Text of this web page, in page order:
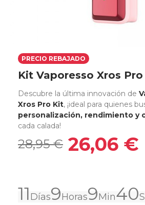
PRECIO REBAJADO
Kit Vaporesso Xros
Descubre la última innovación de
Xros Pro Kit, ¡ideal para quienes
personalización, rendimiento y
cada calada!
28,95 € 26,06 €
11Días9Horas9Min40